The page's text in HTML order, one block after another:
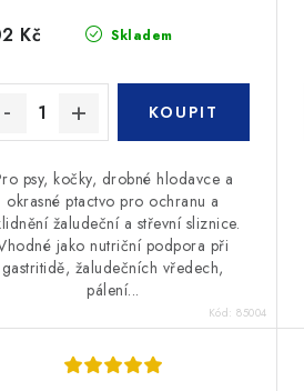
Skladem
Kč
psy, kočky, drobné hlodavce a
okrasné ptactvo pro ochranu a
žaludeční a střevní sliznice.
jako nutriční podpora při
gastritidě, žaludečních vředech,
pálení...
Kód: 85004